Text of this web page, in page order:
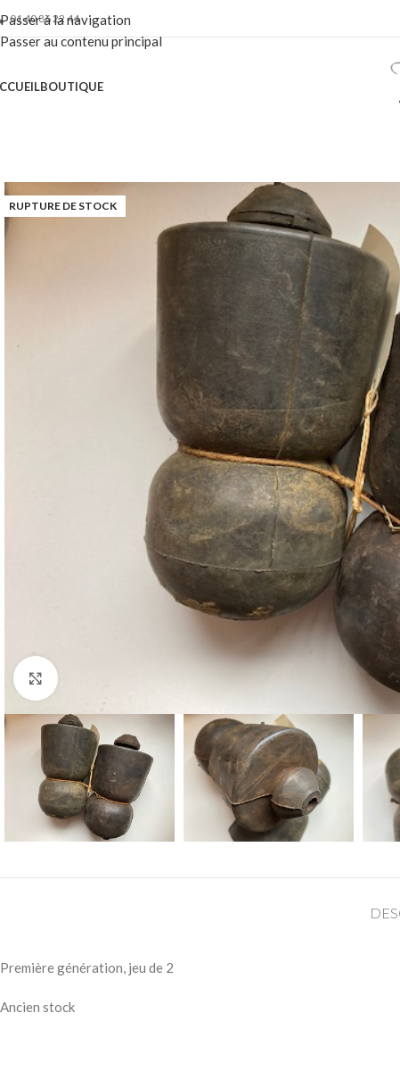
Passer à la navigation
Passer au contenu principal
01 40 86 22 44
BOUTIQUE
RUPTURE DE STOCK
Première génération, jeu de 2
Ancien stock